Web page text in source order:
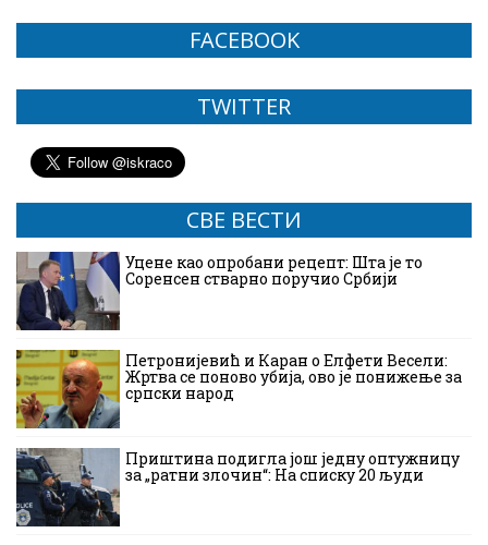
FACEBOOK
TWITTER
СВЕ ВЕСТИ
Уцене као опробани рецепт: Шта је то
Соренсен стварно поручио Србији
Петронијевић и Каран о Елфети Весели:
Жртва се поново убија, ово је понижење за
српски народ
Приштина подигла још једну оптужницу
за „ратни злочин“: На списку 20 људи